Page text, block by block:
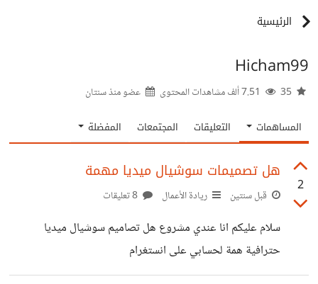
الرئيسية
Hicham99
عضو منذسنتان
المساهمات التعليقات المجتمعات المفضلة
2
هل تصميمات سوشيال ميديا مهمة
قبل سنتين ريادة الأعمال
سلام عليكم انا عندي مشروع هل تصاميم سوشيال ميديا
حترافية همة لحسابي على انستغرام